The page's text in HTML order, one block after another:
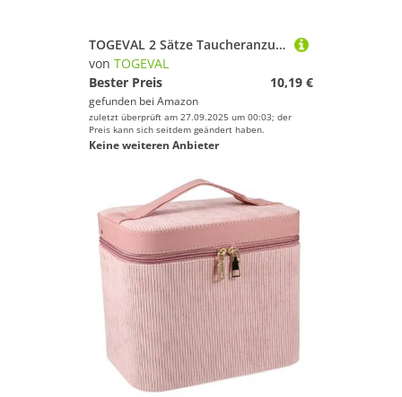
TOGEVAL 2 Sätze Taucheranzug Knopf Schnellverschluss Schnappverschluss Wasserdichter Neopren Tauchanzug Verschluss Schnalle Zubehör für Schnorcheln und Wassersport
von TOGEVAL
Bester Preis
10,19 €
gefunden bei Amazon
zuletzt überprüft am 27.09.2025 um 00:03; der
Preis kann sich seitdem geändert haben.
Keine weiteren Anbieter